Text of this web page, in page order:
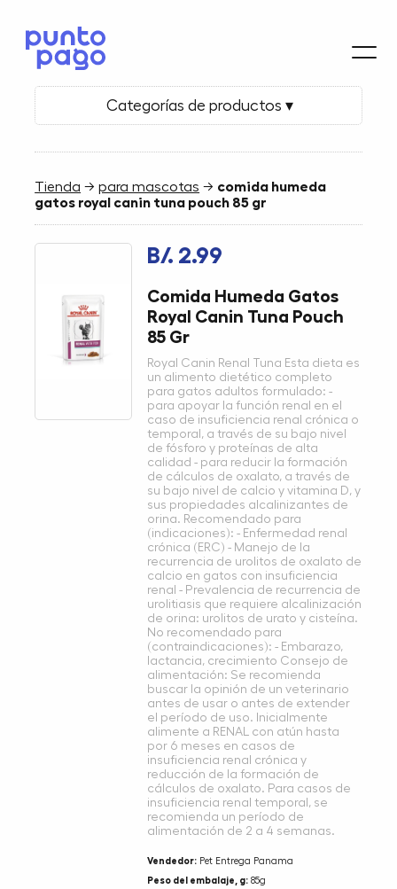
Categorías de productos ▾
Tienda →para mascotas → comida humeda
gatos royal canin tuna pouch 85 gr
B/. 2.99
Comida Humeda Gatos
Royal Canin Tuna Pouch
85 Gr
Royal Canin Renal Tuna Esta dieta es
un alimento dietético completo
para gatos adultos formulado: -
para apoyar la función renal en el
caso de insuficiencia renal crónica o
temporal, a través de su bajo nivel
de fósforo y proteínas de alta
calidad - para reducir la formación
de cálculos de oxalato, a través de
su bajo nivel de calcio y vitamina D, y
sus propiedades alcalinizantes de
orina. Recomendado para
(indicaciones): - Enfermedad renal
crónica (ERC) - Manejo de la
recurrencia de urolitos de oxalato de
calcio en gatos con insuficiencia
renal - Prevalencia de recurrencia de
urolitiasis que requiere alcalinización
de orina: urolitos de urato y cisteína.
No recomendado para
(contraindicaciones): - Embarazo,
lactancia, crecimiento Consejo de
alimentación: Se recomienda
buscar la opinión de un veterinario
antes de usar o antes de extender
el período de uso. Inicialmente
alimente a RENAL con atún hasta
por 6 meses en casos de
insuficiencia renal crónica y
reducción de la formación de
cálculos de oxalato. Para casos de
insuficiencia renal temporal, se
recomienda un período de
alimentación de 2 a 4 semanas.
Vendedor: Pet Entrega Panama
Peso del embalaje, g: 85g